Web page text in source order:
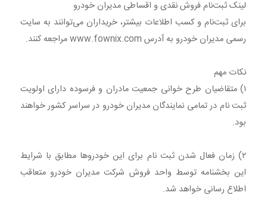
لینک ثبت‌نام فروش نقدی و اقساطی مدیران خودرو
برای ثبت‌نام و کسب اطلاعات بیشتر، خریداران می‌توانند به سایت
رسمی مدیران خودرو به آدرس www.fownix.com مراجعه کنند.
نکات مهم
۱) متقاضیان طرح خوانی جمعیت مادران و فرسوده دارای اولویت
ثبت نام در تمامی نمایندگان مدیران خودرو در سراسر کشور خواهند
بود.
۲) زمان فعال شدن ثبت نام برای این خودروها مطابق با شرایط
این بخشنامه توسط واحد فروش شرکت مدیران خودرو متعاقب
اطلاع رسانی خواهد شد.